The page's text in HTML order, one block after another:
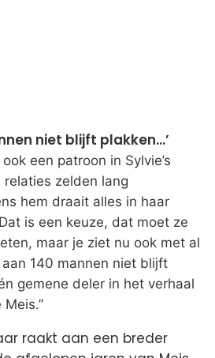
niet blijft plakken…’
een patroon in Sylvie’s
zelden lang
hem draait alles in haar
is een keuze, dat moet ze
maar je ziet nu ook met al
140 mannen niet blijft
gemene deler in het verhaal
raakt aan een breder